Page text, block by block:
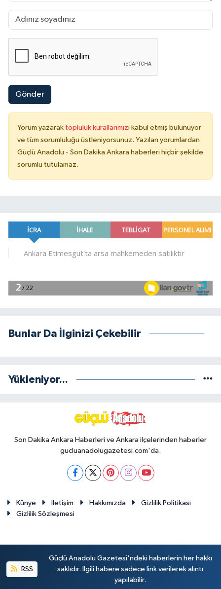
Gönder
Yorum yazarak topluluk kurallarımızı kabul etmiş bulunuyor
ve tüm sorumluluğu üstleniyorsunuz. Yazılan yorumlardan
Güçlü Anadolu - Son Dakika Ankara haberleri hiçbir şekilde
sorumlu tutulamaz.
Bunlar Da İlginizi Çekebilir
Yükleniyor...
Son Dakika Ankara Haberleri ve Ankara ilçelerinden haberler
gucluanadolugazetesi.com'da.
Künye İletişim Hakkımızda
Gizlilik Politikası
Gizlilik Sözleşmesi
RSS
Güçlü Anadolu Gazetesi'ndeki haberlerin her hakkı
saklıdır. İlgili habere sadece link verilerek alıntı
yapılabilir.